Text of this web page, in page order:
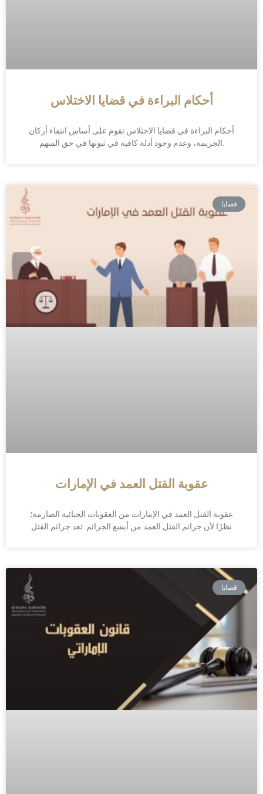
أحكام البراءة في قضايا الاختلاس
أحكام البراءة في قضايا الاختلاس تقوم على أساس انتفاء أركان
قضايا
عقوبة القتل العمد في الإمارات
عقوبة القتل العمد في الإمارات من العقوبات الجنائية الصارمة؛
نظرًا لأن جرائم القتل العمد من أبشع الجرائم. تعد جرائم القتل
قضايا